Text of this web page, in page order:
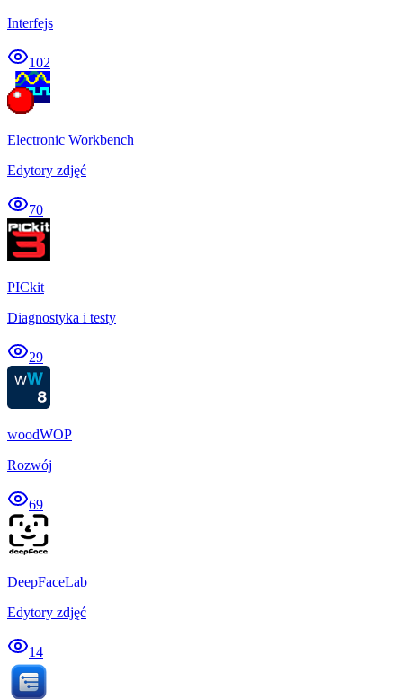
Interfejs
102
Electronic Workbench
Edytory zdjęć
70
PICkit
Diagnostyka i testy
29
woodWOP
Rozwój
69
DeepFaceLab
Edytory zdjęć
14